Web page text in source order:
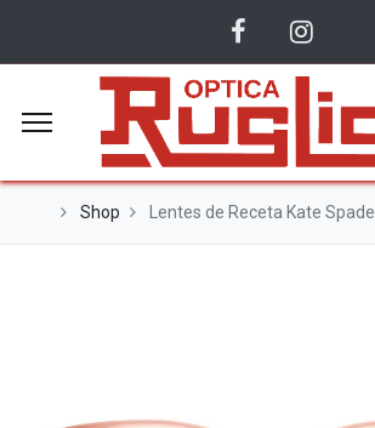
Shop Lentes de Receta Kate Spade